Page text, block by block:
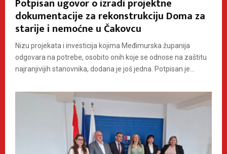
Potpisan ugovor o izradi projektne
dokumentacije za rekonstrukciju Doma za
starije i nemoćne u Čakovcu
Nizu projekata i investicija kojima Međimurska županija
odgovara na potrebe, osobito onih koje se odnose na zaštitu
najranjivijih stanovnika, dodana je još jedna. Potpisan je...